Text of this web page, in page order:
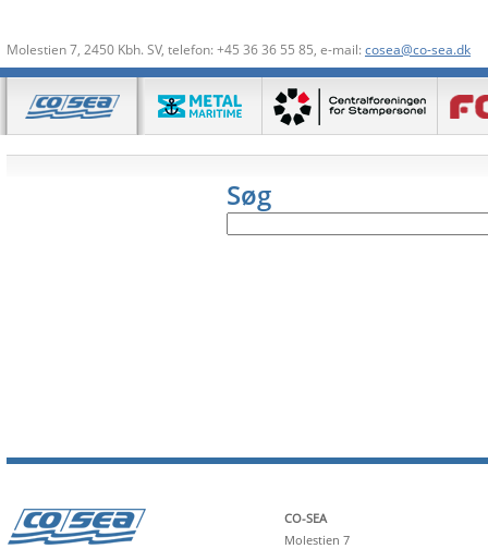
Molestien 7, 2450 Kbh. SV, telefon: +45 36 36 55 85, e-mail: cosea@co-sea.dk
Søg
CO-SEA
Molestien 7